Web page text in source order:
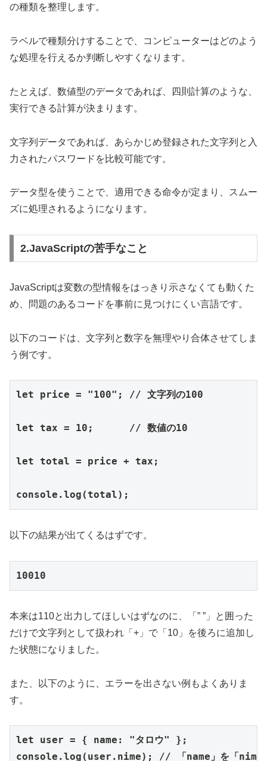
の種類を整理します。
ラベルで種類分けすることで、コンピューターはどのよう
な処理を行えるか判断しやすくなります。
たとえば、数値型のデータであれば、四則計算のような、
実行できる計算が決まります。
文字列データであれば、あらかじめ登録された文字列と入
力されたパスワードを比較可能です。
データ型を使うことで、適用できる命令が定まり、スムー
ズに処理されるようになります。
2.JavaScriptの苦手なこと
JavaScriptは変数の型情報をはっきり示さなくても動くた
め、問題のあるコードを事前に見つけにくい言語です。
以下のコードは、文字列と数字を無理やり合体させてしま
う例です。
let price = "100"; // 文字列の100
let tax = 10;      // 数値の10
let total = price + tax;
console.log(total);
以下の結果が出てくるはずです。
10010
本来は110と出力してほしいはずなのに、「” ”」と囲った
だけで文字列として扱われ「+」で「10」を後ろに追加し
た状態になりました。
また、以下のように、エラーを出さない例もよくありま
す。
let user = { name: "タロウ" };
console.log(user.nime); // 「name」を「nime」